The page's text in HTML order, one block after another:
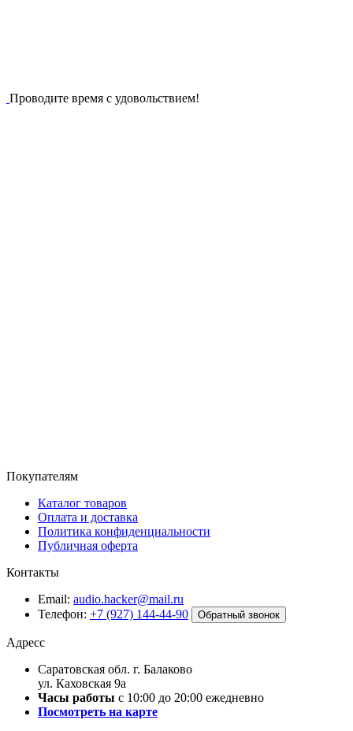
Проводите время с удовольствием!
Покупателям
Каталог товаров
Оплата и доставка
Политика конфиденциальности
Публичная оферта
Контакты
Email: audio.hacker@mail.ru
Телефон: +7 (927) 144-44-90 Обратный звонок
Адресс
Саратовская обл. г. Балаково
ул. Каховская 9а
Часы работы с 10:00 до 20:00 ежедневно
Посмотреть на карте